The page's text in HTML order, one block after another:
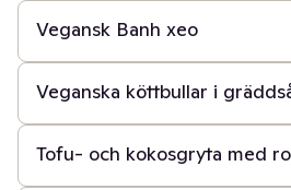
Vegansk Banh xeo
20 min
Veganska köttbullar i
45 min
Tofu- och kokosgryta med
1 t